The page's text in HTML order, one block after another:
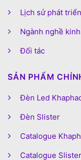
Lịch sử phát triển
Ngành nghề
Đối tác
SẢN PHẨM
Đèn Led
Đèn Slister
Catalogue
Catalogue Slister